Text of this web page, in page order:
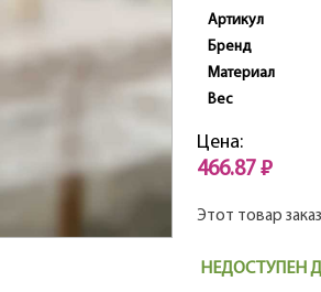
Артикул
Бренд
Материал
Вес
Цена:
466.87 ₽
Этот товар
НЕДОСТУПЕН